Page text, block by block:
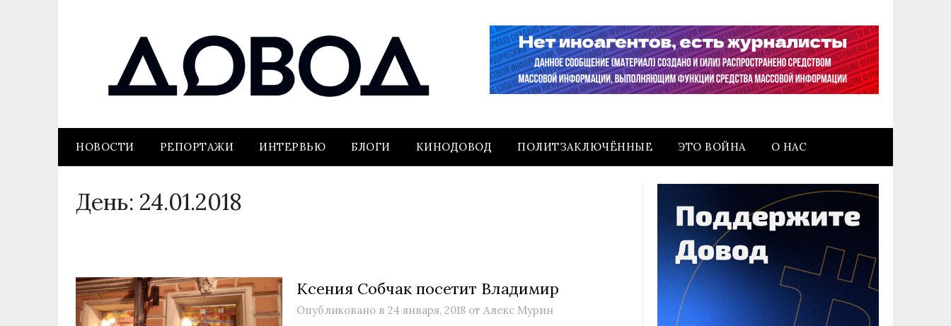
НОВОСТИ РЕПОРТАЖИ ИНТЕРВЬЮ БЛОГИ КИНОДОВОД ПОЛИТЗАКЛЮЧЁННЫЕ ЭТО ВОЙНА О НАС
День: 24.01.2018
Ксения Собчак посетит Владимир
Опубликовано в 24 января, 2018от Алекс Мурин